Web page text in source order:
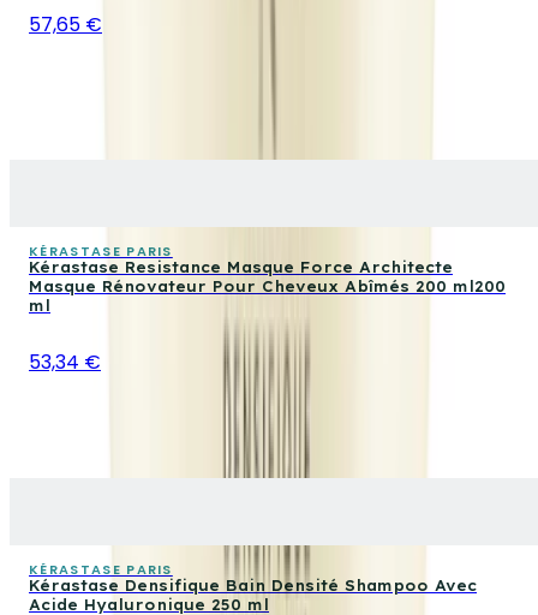
57,65 €
KÉRASTASE PARIS
Kérastase Resistance Masque Force Architecte
Masque Rénovateur Pour Cheveux Abîmés 200 ml200
ml
53,34 €
KÉRASTASE PARIS
Kérastase Densifique Bain Densité Shampoo Avec
Acide Hyaluronique 250 ml